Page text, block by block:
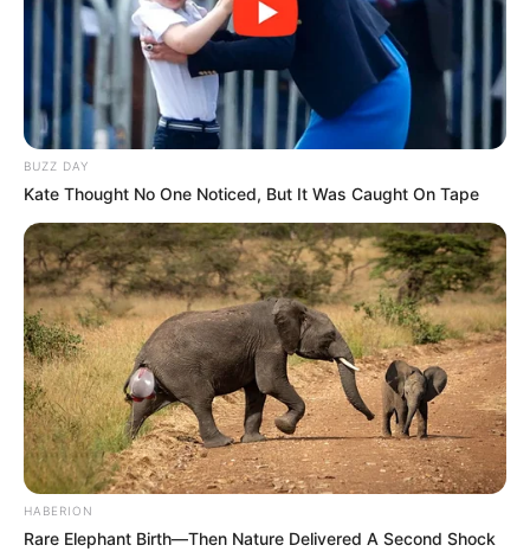
BUZZ DAY
Kate Thought No One Noticed, But It Was Caught On Tape
HABERION
Rare Elephant Birth—Then Nature Delivered A Second Shock